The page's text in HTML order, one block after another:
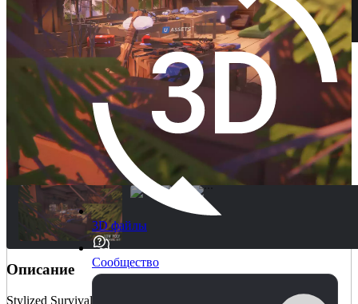
3D файлы
Сообщество
Описание
Stylized Survival Kit - это полный набор 3D-окружения для